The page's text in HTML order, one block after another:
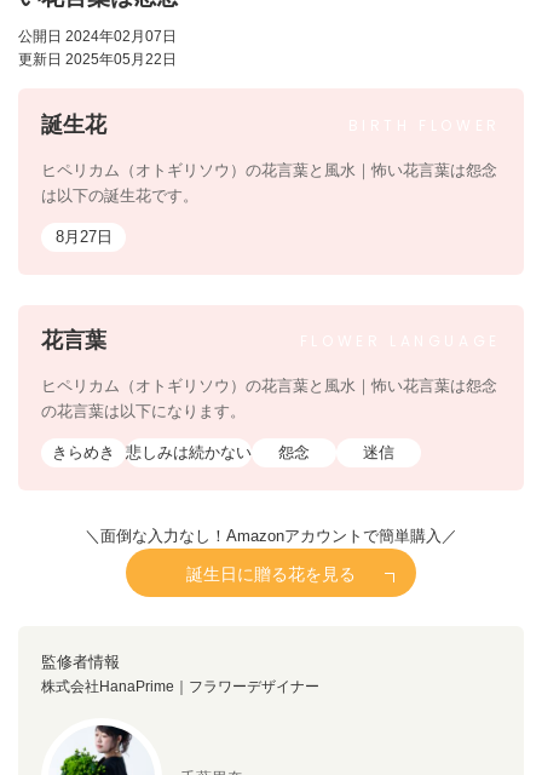
公開日 2024年02月07日
更新日 2025年05月22日
誕生花
ヒペリカム（オトギリソウ）の花言葉と風水｜怖い花言葉は怨念
は以下の誕生花です。
8月27日
花言葉
ヒペリカム（オトギリソウ）の花言葉と風水｜怖い花言葉は怨念
の花言葉は以下になります。
きらめき 悲しみは続かない 怨念 迷信
＼面倒な入力なし！Amazonアカウントで簡単購入／
誕生日に贈る花を見る
監修者情報
株式会社HanaPrime｜フラワーデザイナー